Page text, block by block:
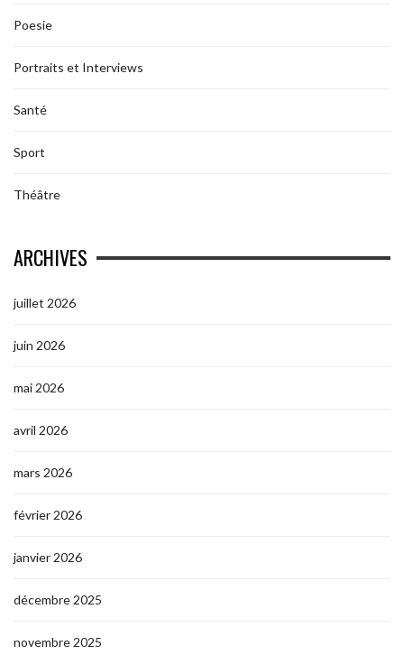
Poesie
Portraits et Interviews
Santé
Sport
Théâtre
ARCHIVES
juillet 2026
juin 2026
mai 2026
avril 2026
mars 2026
février 2026
janvier 2026
décembre 2025
novembre 2025